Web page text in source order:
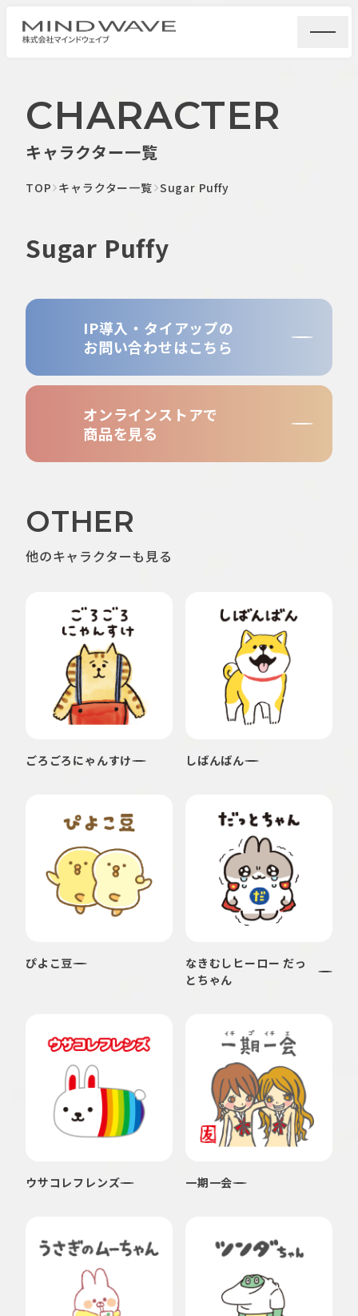
CHARACTER
キャラクター一覧
TOP キャラクター一覧 Sugar Puffy
Sugar Puffy
IP導入・タイアップの
お問い合わせはこちら
オンラインストアで
商品を見る
OTHER
他のキャラクターも見る
ごろごろにゃんすけ しばんばん
ぴよこ豆
なきむしヒーロー だっ
とちゃん
ウサコレフレンズ 一期一会